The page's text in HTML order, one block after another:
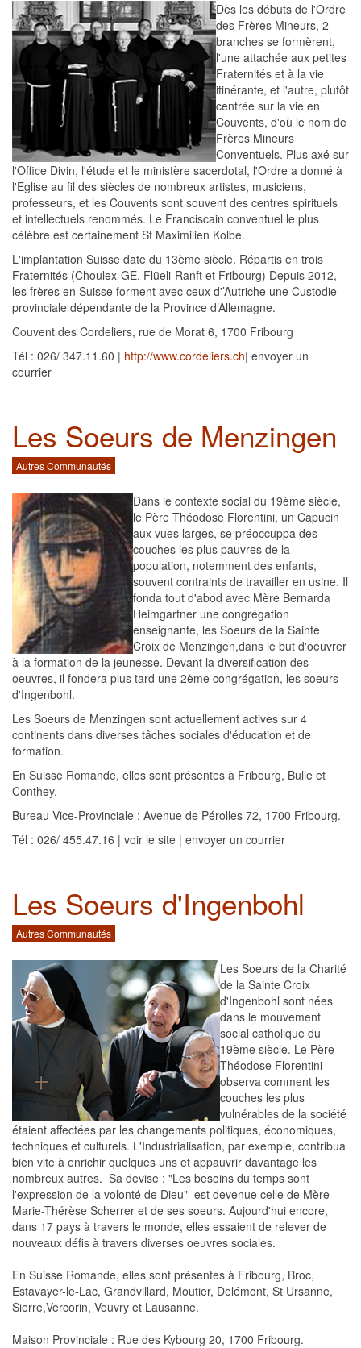
Dès les débuts de l'Ordre
des Frères Mineurs, 2
branches se formèrent,
l'une attachée aux petites
Fraternités et à la vie
itinérante, et l'autre, plutôt
centrée sur la vie en
Couvents, d'où le nom de
Frères Mineurs
Conventuels. Plus axé sur
l'Office Divin, l'étude et le ministère sacerdotal, l'Ordre a donné à
l'Eglise au fil des siècles de nombreux artistes, musiciens,
professeurs, et les Couvents sont souvent des centres spirituels
et intellectuels renommés. Le Franciscain conventuel le plus
célèbre est certainement St Maximilien Kolbe.
L'implantation Suisse date du 13ème siècle. Répartis en trois
Fraternités (Choulex-GE, Flüeli-Ranft et Fribourg) Depuis 2012,
les frères en Suisse forment avec ceux d'’Autriche une Custodie
provinciale dépendante de la Province d’Allemagne.
Couvent des Cordeliers, rue de Morat 6, 1700 Fribourg
Tél : 026/ 347.11.60 | http://www.cordeliers.ch| envoyer un
courrier
Les Soeurs de Menzingen
Autres Communautés
Dans le contexte social du 19ème siècle,
le Père Théodose Florentini, un Capucin
aux vues larges, se préoccuppa des
couches les plus pauvres de la
population, notemment des enfants,
souvent contraints de travailler en usine. Il
fonda tout d'abod avec Mère Bernarda
Heimgartner une congrégation
enseignante, les Soeurs de la Sainte
Croix de Menzingen,dans le but d'oeuvrer
à la formation de la jeunesse. Devant la diversification des
oeuvres, il fondera plus tard une 2ème congrégation, les soeurs
d'Ingenbohl.
Les Soeurs de Menzingen sont actuellement actives sur 4
continents dans diverses tâches sociales d'éducation et de
formation.
En Suisse Romande, elles sont présentes à Fribourg, Bulle et
Conthey.
Bureau Vice-Provinciale : Avenue de Pérolles 72, 1700 Fribourg.
Tél : 026/ 455.47.16 | voir le site | envoyer un courrier
Les Soeurs d'Ingenbohl
Autres Communautés
Les Soeurs de la Charité
de la Sainte Croix
d'Ingenbohl sont nées
dans le mouvement
social catholique du
19ème siècle. Le Père
Théodose Florentini
observa comment les
couches les plus
vulnérables de la société
étaient affectées par les changements politiques, économiques,
techniques et culturels. L'Industrialisation, par exemple, contribua
bien vite à enrichir quelques uns et appauvrir davantage les
nombreux autres. Sa devise : "Les besoins du temps sont
l'expression de la volonté de Dieu" est devenue celle de Mère
Marie-Thérèse Scherrer et de ses soeurs. Aujourd'hui encore,
dans 17 pays à travers le monde, elles essaient de relever de
nouveaux défis à travers diverses oeuvres sociales.
En Suisse Romande, elles sont présentes à Fribourg, Broc,
Estavayer-le-Lac, Grandvillard, Moutier, Delémont, St Ursanne,
Sierre,Vercorin, Vouvry et Lausanne.
Maison Provinciale : Rue des Kybourg 20, 1700 Fribourg.